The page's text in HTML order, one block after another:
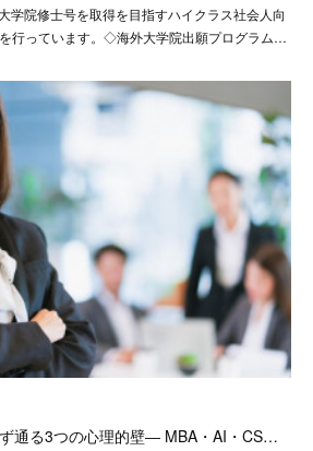
学院修士号を取得を目指すハイクラス社会人向
行っています。◇海外大学院出願プログラム…
通る3つの心理的壁― MBA・AI・CS…